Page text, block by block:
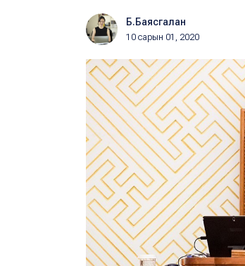
Б.Баясгалан
10 сарын 01, 2020